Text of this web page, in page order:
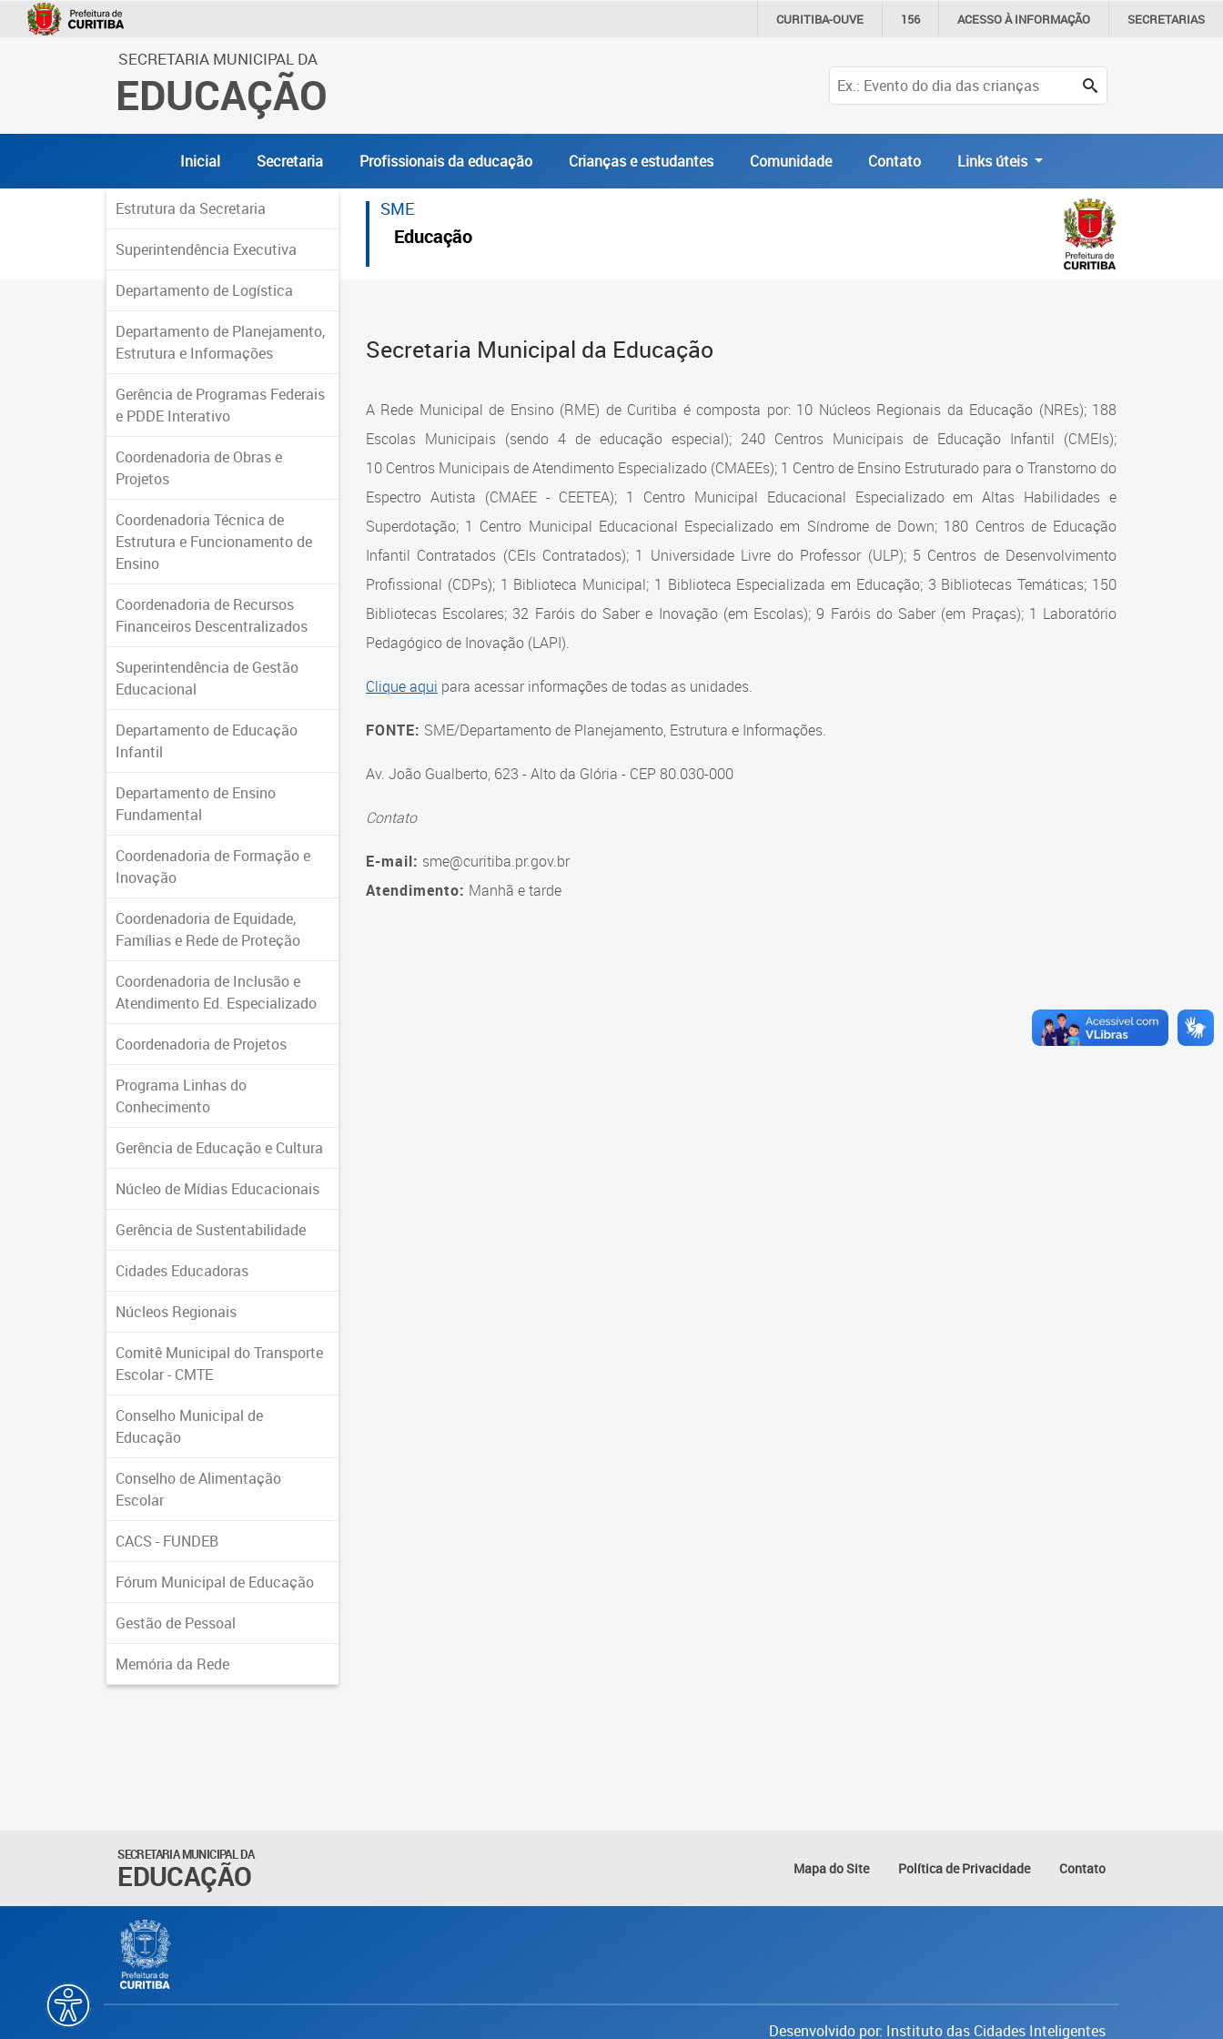
CURITIBA-OUVE 156 ACESSO ÀINFORMAÇÃO SECRETARIAS
SECRETARIA MUNICIPAL DA
EDUCAÇÃO
Inicial Secretaria Profissionais da educação Crianças e estudantes Comunidade Contato Links úteis
Estrutura da Secretaria
Superintendência Executiva
Departamento de Logística
Departamento de Planejamento,
Estrutura e Informações
Gerência de Programas Federais
e PDDE Interativo
Coordenadoria de Obras e
Projetos
Coordenadoria Técnica de
Estrutura e Funcionamento de
Ensino
Coordenadoria de Recursos
Financeiros Descentralizados
Superintendência de Gestão
Educacional
Departamento de Educação
Infantil
Departamento de Ensino
Fundamental
Coordenadoria de Formação e
Inovação
Coordenadoria de Equidade,
Famílias e Rede de Proteção
Coordenadoria de Inclusão e
Atendimento Ed. Especializado
Coordenadoria de Projetos
Programa Linhas do
Conhecimento
Gerência de Educação e Cultura
Núcleo de Mídias Educacionais
Gerência de Sustentabilidade
Cidades Educadoras
Núcleos Regionais
Comitê Municipal do Transporte
Escolar - CMTE
Conselho Municipal de
Educação
Conselho de Alimentação
Escolar
CACS - FUNDEB
Fórum Municipal de Educação
Gestão de Pessoal
Memória da Rede
SME
Educação
Secretaria Municipal da Educação
A Rede Municipal de Ensino (RME) de Curitiba é composta por: 10 Núcleos Regionais da Educação (NREs); 188
Escolas Municipais (sendo 4 de educação especial); 240 Centros Municipais de Educação Infantil (CMEIs);
10 Centros Municipais de Atendimento Especializado (CMAEEs); 1 Centro de Ensino Estruturado para o Transtorno do
Espectro Autista (CMAEE - CEETEA); 1 Centro Municipal Educacional Especializado em Altas Habilidades e
Superdotação; 1 Centro Municipal Educacional Especializado em Síndrome de Down; 180 Centros de Educação
Infantil Contratados (CEIs Contratados); 1 Universidade Livre do Professor (ULP); 5 Centros de Desenvolvimento
Profissional (CDPs); 1 Biblioteca Municipal; 1 Biblioteca Especializada em Educação; 3 Bibliotecas Temáticas; 150
Bibliotecas Escolares; 32 Faróis do Saber e Inovação (em Escolas); 9 Faróis do Saber (em Praças); 1 Laboratório
Pedagógico de Inovação (LAPI).
Clique aqui para acessar informações de todas as unidades.
FONTE: SME/Departamento de Planejamento, Estrutura e Informações.
Av. João Gualberto, 623 - Alto da Glória - CEP 80.030-000
Contato
E-mail: sme@curitiba.pr.gov.br
Atendimento: Manhã e tarde
SECRETARIA MUNICIPAL DA
EDUCAÇÃO Mapa do Site Política de Privacidade Contato
Desenvolvido por: Instituto das Cidades Inteligentes